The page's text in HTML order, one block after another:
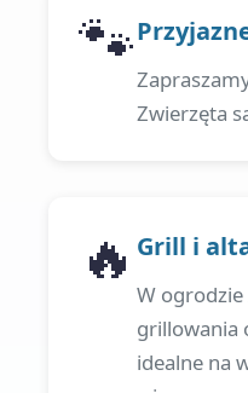
🐾
Zwierzęta
🔥 Grill i
W ogrodzie
grillowania
idealne na